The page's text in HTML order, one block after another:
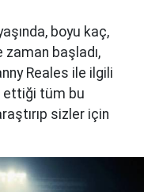
boyu kaç,
başladı,
Reales ile ilgili
ettiği tüm bu
sizler için